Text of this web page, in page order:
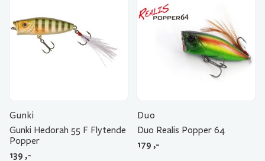
Gunki
Gunki Hedorah 55 F Flytende
Popper
139 ,-
Duo
Duo Realis Popper 64
179 ,-